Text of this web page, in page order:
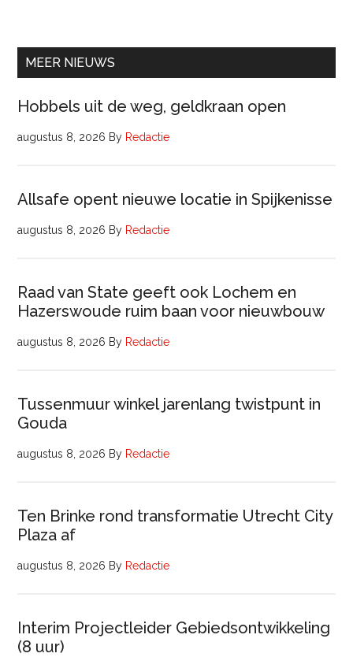
MEER NIEUWS
Hobbels uit de weg, geldkraan open
augustus 8, 2026 By Redactie
Allsafe opent nieuwe locatie in Spijkenisse
augustus 8, 2026 By Redactie
Raad van State geeft ook Lochem en
Hazerswoude ruim baan voor nieuwbouw
augustus 8, 2026 By Redactie
Tussenmuur winkel jarenlang twistpunt in
Gouda
augustus 8, 2026 By Redactie
Ten Brinke rond transformatie Utrecht City
Plaza af
augustus 8, 2026 By Redactie
Interim Projectleider Gebiedsontwikkeling
(8 uur)